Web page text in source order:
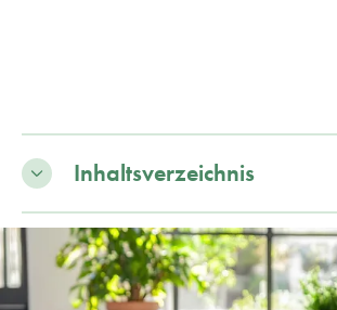
Inhaltsverzeichnis